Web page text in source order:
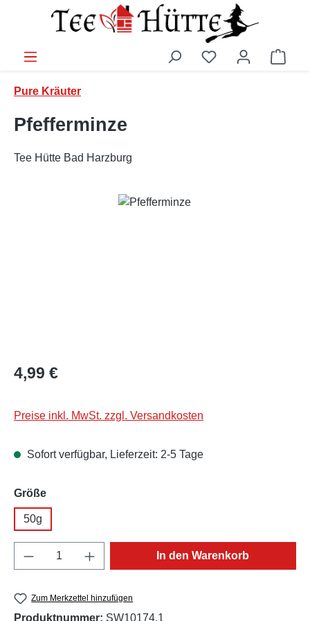
Zum Hauptinhalt springen
Pure Kräuter
Pfefferminze
Tee Hütte Bad Harzburg
Bildergalerie überspringen
Regulärer Preis:
4,99 €
Preise inkl. MwSt. zzgl. Versandkosten
Sofort verfügbar, Lieferzeit: 2-5 Tage
Größeauswählen
50g
Produkt Anzahl: Gib den gewünschten
In den Warenkorb
Zum Merkzettel hinzufügen
Produktnummer: SW10174.1